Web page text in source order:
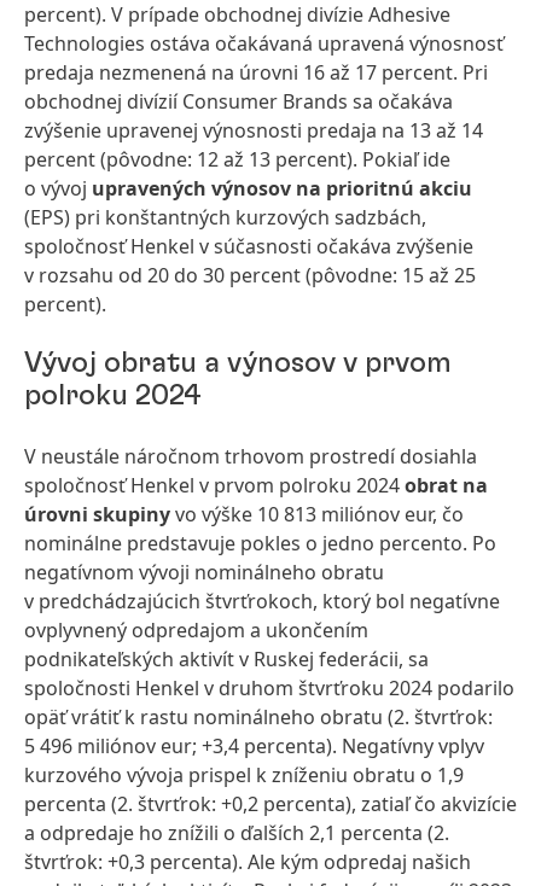
percent). V prípade obchodnej divízie Adhesive
Technologies ostáva očakávaná upravená výnosnosť
predaja nezmenená na úrovni 16 až 17 percent. Pri
obchodnej divízií Consumer Brands sa očakáva
zvýšenie upravenej výnosnosti predaja na 13 až 14
percent (pôvodne: 12 až 13 percent). Pokiaľ ide
o vývoj upravených výnosov na prioritnú akciu
(EPS) pri konštantných kurzových sadzbách,
spoločnosť Henkel v súčasnosti očakáva zvýšenie
v rozsahu od 20 do 30 percent (pôvodne: 15 až 25
percent).
Vývoj obratu a výnosov v prvom
polroku 2024
V neustále náročnom trhovom prostredí dosiahla
spoločnosť Henkel v prvom polroku 2024obrat na
úrovni skupinyvo výške 10 813 miliónov eur, čo
nominálne predstavuje pokles o jedno percento. Po
negatívnom vývoji nominálneho obratu
v predchádzajúcich štvrťrokoch, ktorý bol negatívne
ovplyvnený odpredajom a ukončením
podnikateľských aktivít v Ruskej federácii, sa
spoločnosti Henkel v druhom štvrťroku 2024 podarilo
opäť vrátiť k rastu nominálneho obratu (2. štvrťrok:
5 496 miliónov eur; +3,4 percenta). Negatívny vplyv
kurzového vývoja prispel k zníženiu obratu o 1,9
percenta (2. štvrťrok: +0,2 percenta), zatiaľ čo akvizície
a odpredaje ho znížili o ďalších 2,1 percenta (2.
štvrťrok: +0,3 percenta). Ale kým odpredaj našich